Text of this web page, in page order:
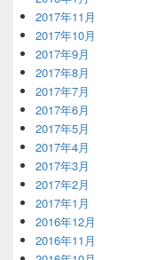
2017年11月
2017年10月
2017年9月
2017年8月
2017年7月
2017年6月
2017年5月
2017年4月
2017年3月
2017年2月
2017年1月
2016年12月
2016年11月